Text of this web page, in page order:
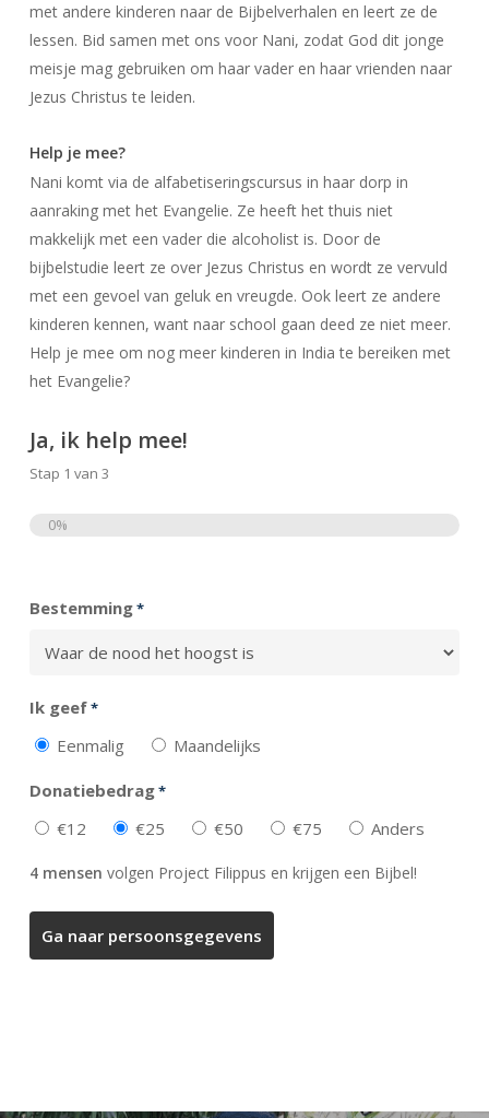
met andere kinderen naar de Bijbelverhalen en leert ze de
lessen. Bid samen met ons voor Nani, zodat God dit jonge
meisje mag gebruiken om haar vader en haar vrienden naar
Jezus Christus te leiden.
Help je mee?
Nani komt via de alfabetiseringscursus in haar dorp in
aanraking met het Evangelie. Ze heeft het thuis niet
makkelijk met een vader die alcoholist is. Door de
bijbelstudie leert ze over Jezus Christus en wordt ze vervuld
met een gevoel van geluk en vreugde. Ook leert ze andere
kinderen kennen, want naar school gaan deed ze niet meer.
Help je mee om nog meer kinderen in India te bereiken met
het Evangelie?
Ja, ik help mee!
Stap 1 van 3
0%
Bestemming*
Ik geef*
Eenmalig Maandelijks
Donatiebedrag*
€12 €25 €50 €75 Anders
4 mensen volgen Project Filippus en krijgen een Bijbel!